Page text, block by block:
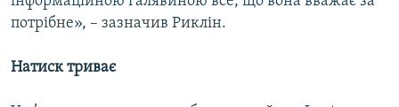
потрібне», – зазначив Риклін.
Натиск триває